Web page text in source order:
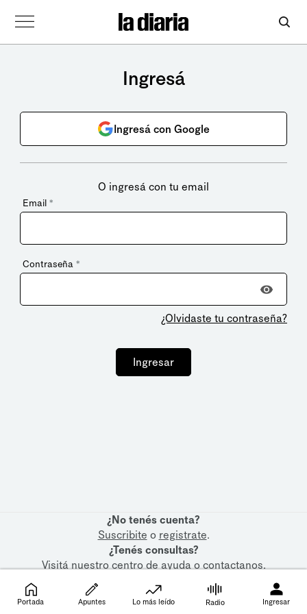
Ingresá
Ingresá con Google
O ingresá con tu email
Email *
Contraseña *
¿Olvidaste tu contraseña?
Ingresar
¿No tenés cuenta?
Suscribite o registrate.
¿Tenés consultas?
Visitá nuestrocentro de ayudaocontactanos.
Portada Apuntes Lo más leído Radio Ingresar